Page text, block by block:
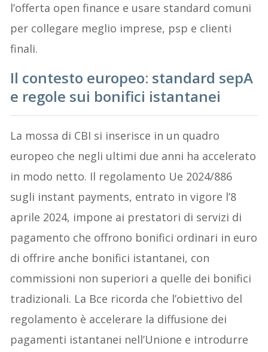
l’offerta open finance e usare standard comuni
per collegare meglio imprese, psp e clienti
finali.
Il contesto europeo: standard sepA
e regole sui bonifici istantanei
La mossa di CBI si inserisce in un quadro
europeo che negli ultimi due anni ha accelerato
in modo netto. Il regolamento Ue 2024/886
sugli instant payments, entrato in vigore l’8
aprile 2024, impone ai prestatori di servizi di
pagamento che offrono bonifici ordinari in euro
di offrire anche bonifici istantanei, con
commissioni non superiori a quelle dei bonifici
tradizionali. La Bce ricorda che l’obiettivo del
regolamento è accelerare la diffusione dei
pagamenti istantanei nell’Unione e introdurre